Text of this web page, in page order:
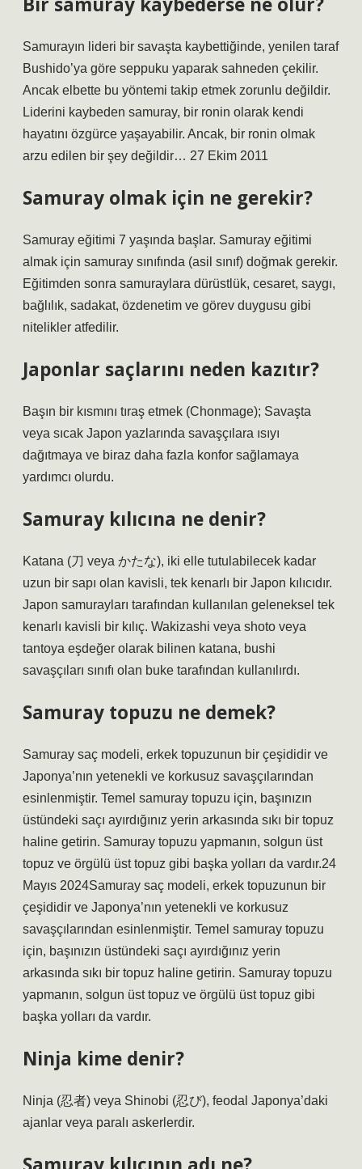
Samurayın lideri bir savaşta kaybettiğinde, yenilen taraf
Bushido’ya göre seppuku yaparak sahneden çekilir.
Ancak elbette bu yöntemi takip etmek zorunlu değildir.
Liderini kaybeden samuray, bir ronin olarak kendi
hayatını özgürce yaşayabilir. Ancak, bir ronin olmak
arzu edilen bir şey değildir… 27 Ekim 2011
Samuray olmak için ne gerekir?
Samuray eğitimi 7 yaşında başlar. Samuray eğitimi
almak için samuray sınıfında (asil sınıf) doğmak gerekir.
Eğitimden sonra samuraylara dürüstlük, cesaret, saygı,
bağlılık, sadakat, özdenetim ve görev duygusu gibi
nitelikler atfedilir.
Japonlar saçlarını neden kazıtır?
Başın bir kısmını tıraş etmek (Chonmage); Savaşta
veya sıcak Japon yazlarında savaşçılara ısıyı
dağıtmaya ve biraz daha fazla konfor sağlamaya
yardımcı olurdu.
Samuray kılıcına ne denir?
Katana (刀 veya かたな), iki elle tutulabilecek kadar
uzun bir sapı olan kavisli, tek kenarlı bir Japon kılıcıdır.
Japon samurayları tarafından kullanılan geleneksel tek
kenarlı kavisli bir kılıç. Wakizashi veya shoto veya
tantoya eşdeğer olarak bilinen katana, bushi
savaşçıları sınıfı olan buke tarafından kullanılırdı.
Samuray topuzu ne demek?
Samuray saç modeli, erkek topuzunun bir çeşididir ve
Japonya’nın yetenekli ve korkusuz savaşçılarından
esinlenmiştir. Temel samuray topuzu için, başınızın
üstündeki saçı ayırdığınız yerin arkasında sıkı bir topuz
haline getirin. Samuray topuzu yapmanın, solgun üst
topuz ve örgülü üst topuz gibi başka yolları da vardır.24
Mayıs 2024Samuray saç modeli, erkek topuzunun bir
çeşididir ve Japonya’nın yetenekli ve korkusuz
savaşçılarından esinlenmiştir. Temel samuray topuzu
için, başınızın üstündeki saçı ayırdığınız yerin
arkasında sıkı bir topuz haline getirin. Samuray topuzu
yapmanın, solgun üst topuz ve örgülü üst topuz gibi
başka yolları da vardır.
Ninja kime denir?
Ninja (忍者) veya Shinobi (忍び), feodal Japonya’daki
ajanlar veya paralı askerlerdir.